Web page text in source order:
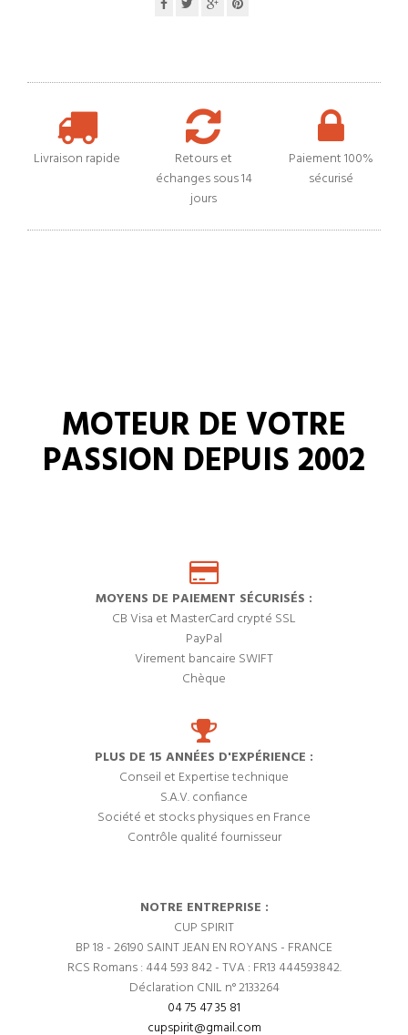
Livraison rapide
Retours et
échanges sous 14
jours
Paiement 100%
sécurisé
MOTEUR DE VOTRE
PASSION DEPUIS 2002
MOYENS DE PAIEMENT SÉCURISÉS :
CB Visa et MasterCard crypté SSL
PayPal
Virement bancaire SWIFT
Chèque
PLUS DE 15 ANNÉES D'EXPÉRIENCE :
Conseil et Expertise technique
S.A.V. confiance
Société et stocks physiques en France
Contrôle qualité fournisseur
NOTRE ENTREPRISE :
CUP SPIRIT
BP 18 - 26190 SAINT JEAN EN ROYANS - FRANCE
RCS Romans : 444 593 842 - TVA : FR13 444593842.
Déclaration CNIL n° 2133264
04 75 47 35 81
cupspirit@gmail.com